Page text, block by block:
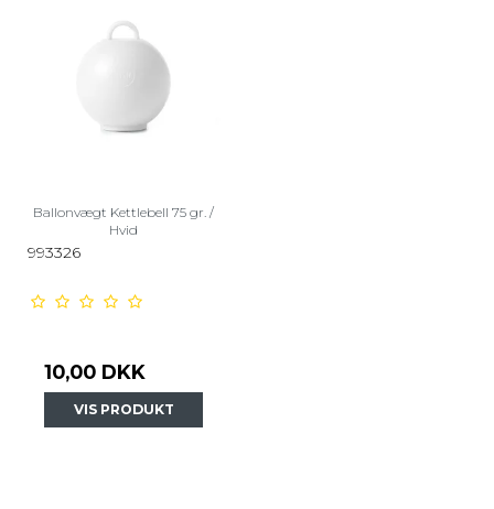
Ballonvægt Kettlebell 75 gr. /
Hvid
993326
10,00 DKK
VIS PRODUKT